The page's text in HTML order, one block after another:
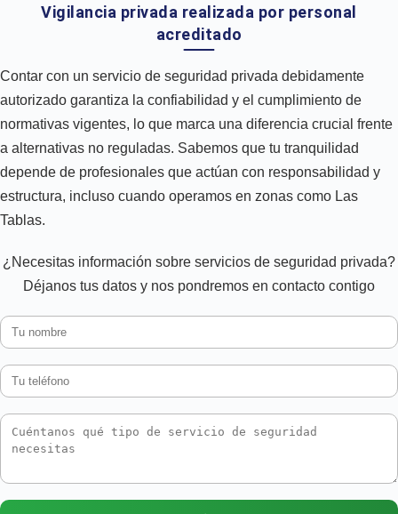
Vigilancia privada realizada por personal
acreditado
Contar con un servicio de seguridad privada debidamente
autorizado garantiza la confiabilidad y el cumplimiento de
normativas vigentes, lo que marca una diferencia crucial frente
a alternativas no reguladas. Sabemos que tu tranquilidad
depende de profesionales que actúan con responsabilidad y
estructura, incluso cuando operamos en zonas como Las
Tablas.
¿Necesitas información sobre servicios de seguridad privada?
Déjanos tus datos y nos pondremos en contacto contigo